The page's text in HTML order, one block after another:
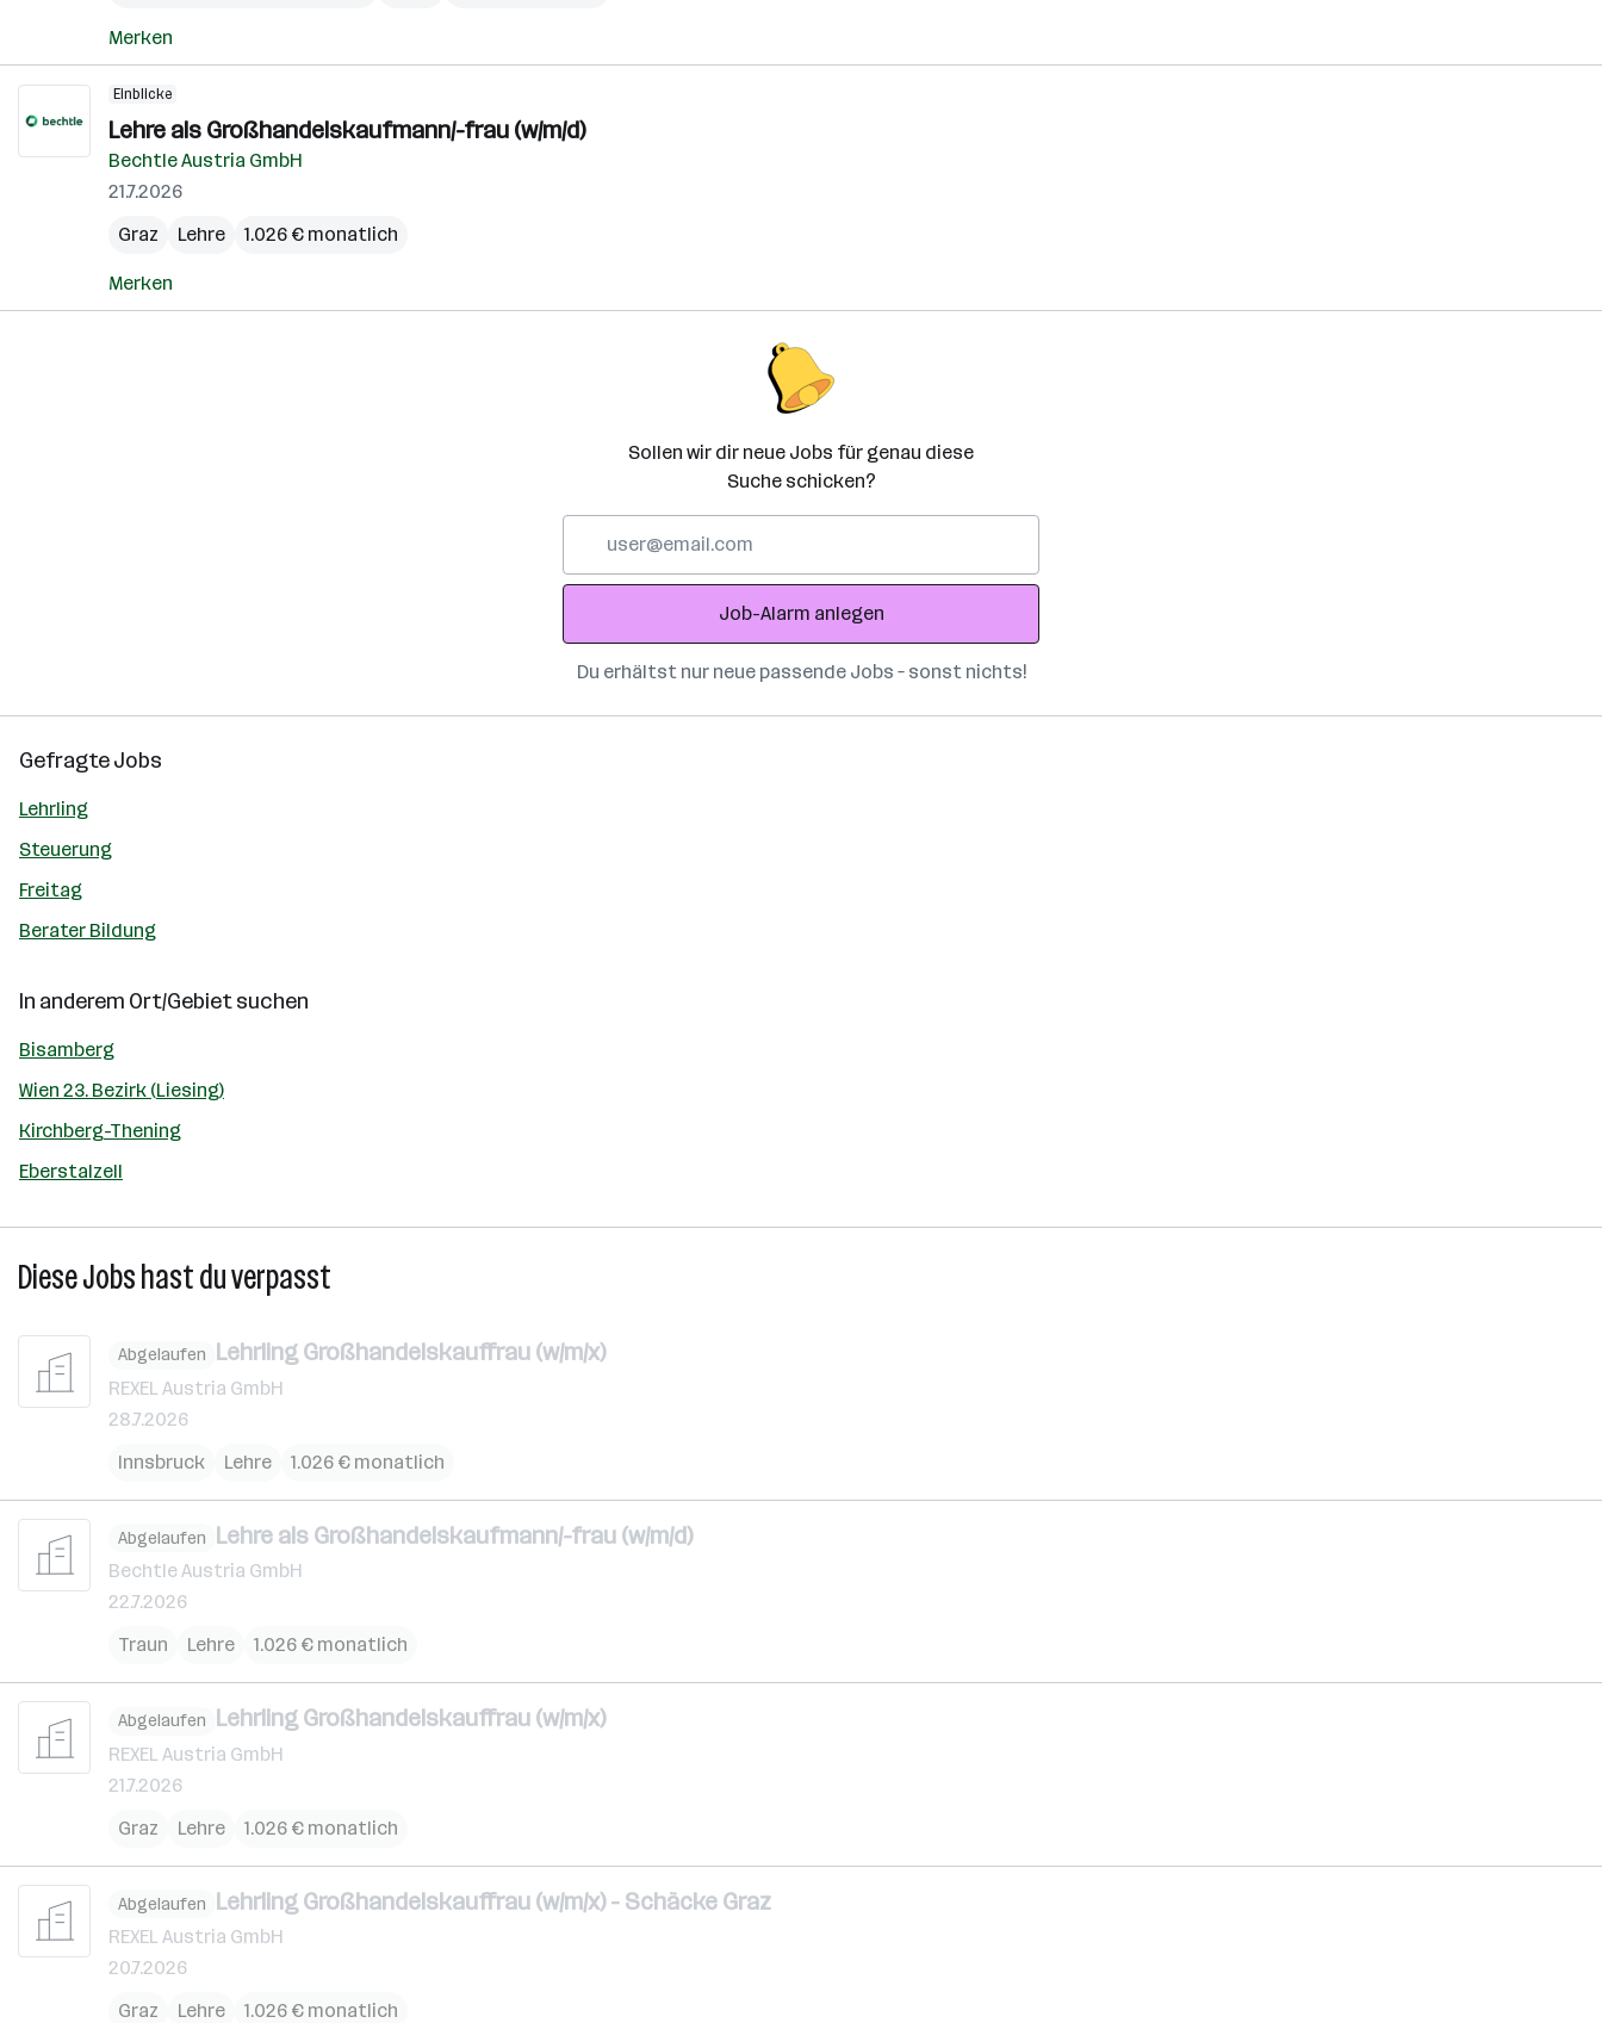
Merken
Einblicke
Lehre als Großhandelskaufmann/-frau (w/m/d)
Bechtle Austria GmbH
21.7.2026
Graz
Lehre 1.026 € monatlich
Merken
Sollen wir dir neue Jobs für genau diese
Suche schicken?
Adresse
Job-Alarm anlegen
Du erhältst nur neue passende Jobs – sonst nichts!
Gefragte Jobs
Lehrling
Steuerung
Freitag
Berater Bildung
In anderem Ort/Gebiet suchen
Bisamberg
Wien 23. Bezirk (Liesing)
Kirchberg-Thening
Eberstalzell
Diese Jobs hast du verpasst
Abgelaufen Lehrling Großhandelskauffrau (w/m/x)
REXEL Austria GmbH
28.7.2026
Innsbruck
Lehre 1.026 € monatlich
Abgelaufen Lehre als Großhandelskaufmann/-frau (w/m/d)
Bechtle Austria GmbH
22.7.2026
Traun
Lehre 1.026 € monatlich
Abgelaufen Lehrling Großhandelskauffrau (w/m/x)
REXEL Austria GmbH
21.7.2026
Graz
Lehre 1.026 € monatlich
Abgelaufen Lehrling Großhandelskauffrau (w/m/x) - Schäcke Graz
REXEL Austria GmbH
20.7.2026
Graz
Lehre 1.026 € monatlich